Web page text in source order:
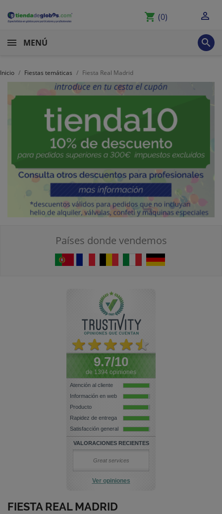
shopping_cart (0) 
MENÚ 
Inicio Fiestas temáticas Fiesta Real Madrid
Países donde vendemos
9.7/10
de 1394 opiniones
Atención al cliente
Información en web
Producto
Rapidez de entrega
Satisfacción general
VALORACIONES RECIENTES
Great services
Ver opiniones
FIESTA REAL MADRID